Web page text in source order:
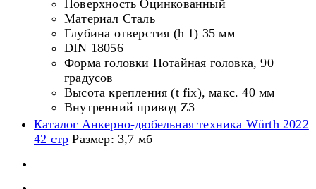
Поверхность Оцинкованный
Материал Сталь
Глубина отверстия (h 1) 35 мм
DIN 18056
Форма головки Потайная головка, 90
градусов
Высота крепления (t fix), макс. 40 мм
Внутренний привод Z3
Каталог Анкерно-дюбельная техника Würth 2022
42 стр Размер: 3,7 мб